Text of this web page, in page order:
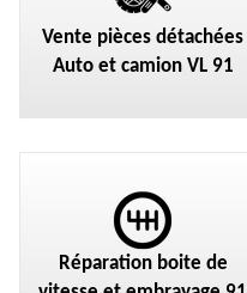
Vente pièces détachées
Auto et camion VL 91
Réparation boite de